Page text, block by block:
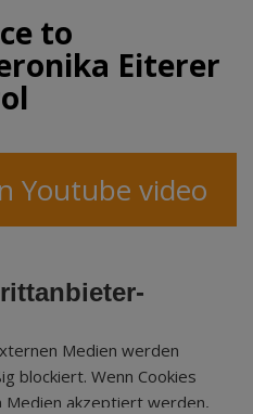
to
Eiterer
Youtube video
Medien werden
blockiert. Wenn Cookies
Medien akzeptiert werden,